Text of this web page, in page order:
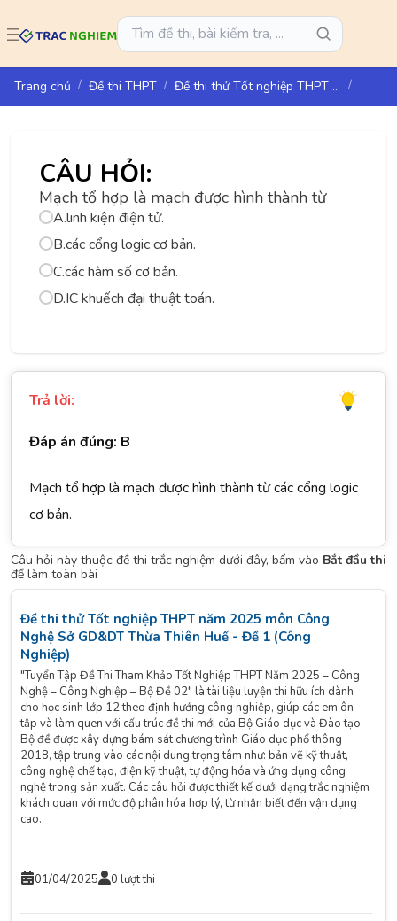
Trang chủ Đề thi THPT Đề thi thử Tốt nghiệp THPT năm 2025 môn Công Nghệ Sở GD&ĐT Thừa Thiên Huế
CÂU HỎI:
Mạch tổ hợp là mạch được hình thành từ
A.linh kiện điện tử.
B.các cổng logic cơ bản.
C.các hàm số cơ bản.
D.IC khuếch đại thuật toán.
Trả lời:
Đáp án đúng: B
Mạch tổ hợp là mạch được hình thành từ các cổng logic
cơ bản.
Câu hỏi này thuộc đề thi trắc nghiệm dưới đây, bấm vào Bắt đầu thi
để làm toàn bài
Đề thi thử Tốt nghiệp THPT năm 2025 môn Công
Nghệ Sở GD&DT Thừa Thiên Huế - Đề 1 (Công
Nghiệp)
"Tuyển Tập Đề Thi Tham Khảo Tốt Nghiệp THPT Năm 2025 – Công
Nghệ – Công Nghiệp – Bộ Đề 02" là tài liệu luyện thi hữu ích dành
cho học sinh lớp 12 theo định hướng công nghiệp, giúp các em ôn
tập và làm quen với cấu trúc đề thi mới của Bộ Giáo dục và Đào tạo.
Bộ đề được xây dựng bám sát chương trình Giáo dục phổ thông
2018, tập trung vào các nội dung trọng tâm như: bản vẽ kỹ thuật,
công nghệ chế tạo, điện kỹ thuật, tự động hóa và ứng dụng công
nghệ trong sản xuất. Các câu hỏi được thiết kế dưới dạng trắc nghiệm
khách quan với mức độ phân hóa hợp lý, từ nhận biết đến vận dụng
cao.
01/04/2025 0 lượt thi